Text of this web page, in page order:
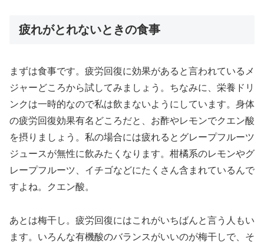
疲れがとれないときの食事
まずは食事です。疲労回復に効果があると言われているメ
ジャーどころから試してみましょう。ちなみに、栄養ドリ
ンクは一時的なので私は飲まないようにしています。身体
の疲労回復効果有名どころだと、お酢やレモンでクエン酸
を摂りましょう。私の場合には疲れるとグレープフルーツ
ジュースが無性に飲みたくなります。柑橘系のレモンやグ
レープフルーツ、イチゴなどにたくさん含まれているんで
すよね。クエン酸。
あとは梅干し。疲労回復にはこれがいちばんと言う人もい
ます。いろんな有機酸のバランスがいいのが梅干しで、そ